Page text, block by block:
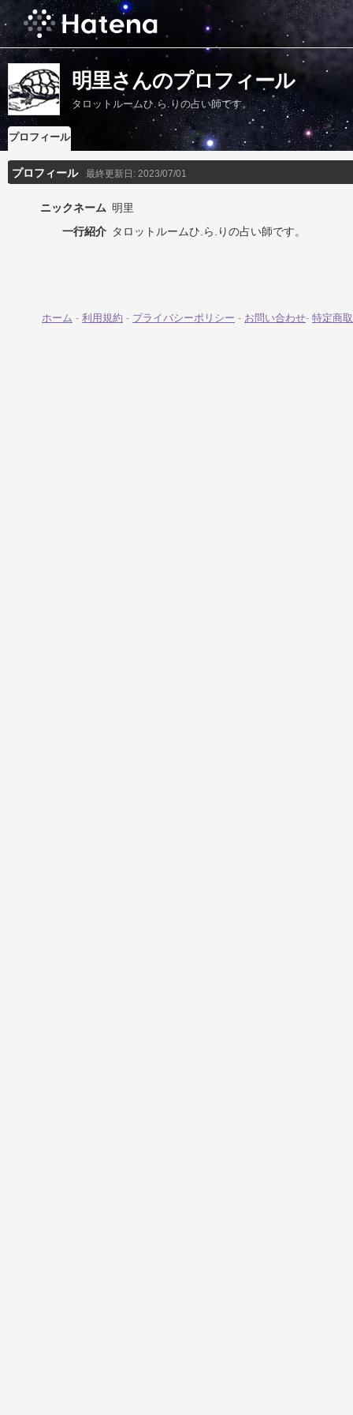
明里さんのプロフィール
タロットルームひ.ら.りの占い師です。
プロフィール
プロフィール 最終更新日: 2023/07/01
ニックネーム 明里
一行紹介 タロットルームひ.ら.りの占い師です。
ホーム - 利用規約 - プライバシーポリシー - お問い合わせ- 特定商